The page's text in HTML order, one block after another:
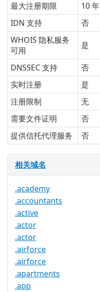
最大注册期限
10 年
IDN 支持
否
WHOIS 隐私服务
可用
是
DNSSEC 支持
否
实时注册
是
注册限制
无
需要文件证明
否
提供信托代理服务
否
相关域名
.academy
.accountants
.active
.actor
.actor
.airforce
.airforce
.apartments
.app